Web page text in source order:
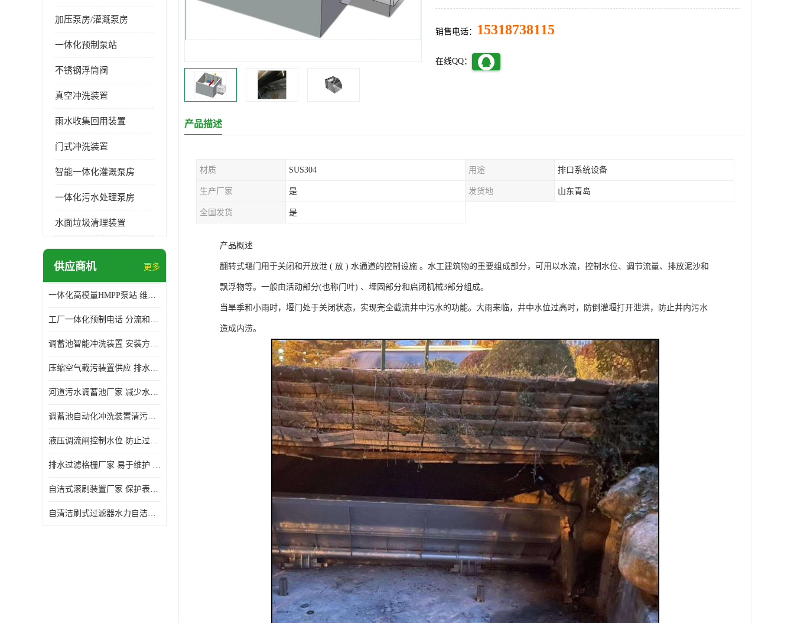
加压泵房/灌溉泵房
一体化预制泵站
不锈钢浮筒阀
真空冲洗装置
雨水收集回用装置
门式冲洗装置
智能一体化灌溉泵房
一体化污水处理泵房
水面垃圾清理装置
供应商机 更多
一体化高模量HMPP泵站 维护方便 实现远距离输送
工厂一体化预制电话 分流和调节 可以截留固体废物
调蓄池智能冲洗装置 安装方便 多种喷洒模式
压缩空气截污装置供应 排水功能 控制地下水位的升降
河道污水调蓄池厂家 减少水污染 防止异味和污染
调蓄池自动化冲洗装置清污装置 维护方便 节约水资源
液压调流闸控制水位 防止过载 适应流量变化的要求
排水过滤格栅厂家 易于维护 保持栅条通畅
自洁式滚刷装置厂家 保护表面 节省能源
自清洁刷式过滤器水力自洁式滚刷 重量轻 使用寿命长
销售电话： 15318738115
在线QQ：
产品描述
材质 SUS304 用途 排口系统设备
生产厂家 是 发货地 山东青岛
全国发货 是
产品概述
翻转式堰门用于关闭和开放泄 ( 放 ) 水通道的控制设施 。水工建筑物的重要组成部分，可用以水流，控制水位、调节流量、排放泥沙和
飘浮物等。一般由活动部分(也称门叶) 、埋固部分和启闭机械3部分组成。
当旱季和小雨时，堰门处于关闭状态，实现完全截流井中污水的功能。大雨来临，井中水位过高时，防倒灌堰打开泄洪，防止井内污水
造成内涝。